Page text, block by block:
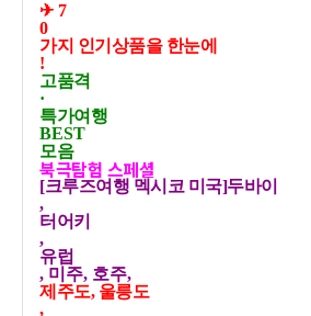
✈ 7
0
가지 인기상품을 한눈에
!
고품격
·
특가여행
BEST
모음
북극탐험 스페셜
[크루즈여행 멕시코 미국]두바이
,
터어키
,
유럽
, 미주, 호주,
제주도, 울릉도
,